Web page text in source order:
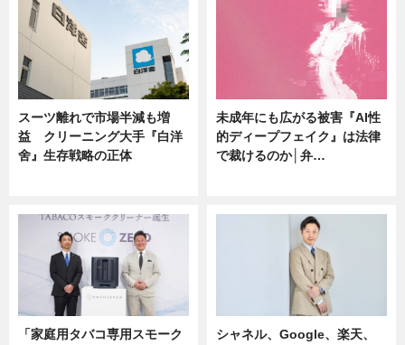
スーツ離れで市場半減も増
益 クリーニング大手『白洋
舍』生存戦略の正体
未成年にも広がる被害『AI性
的ディープフェイク』は法律
で裁けるのか│弁…
「家庭用タバコ専用スモーク
シャネル、Google、楽天、